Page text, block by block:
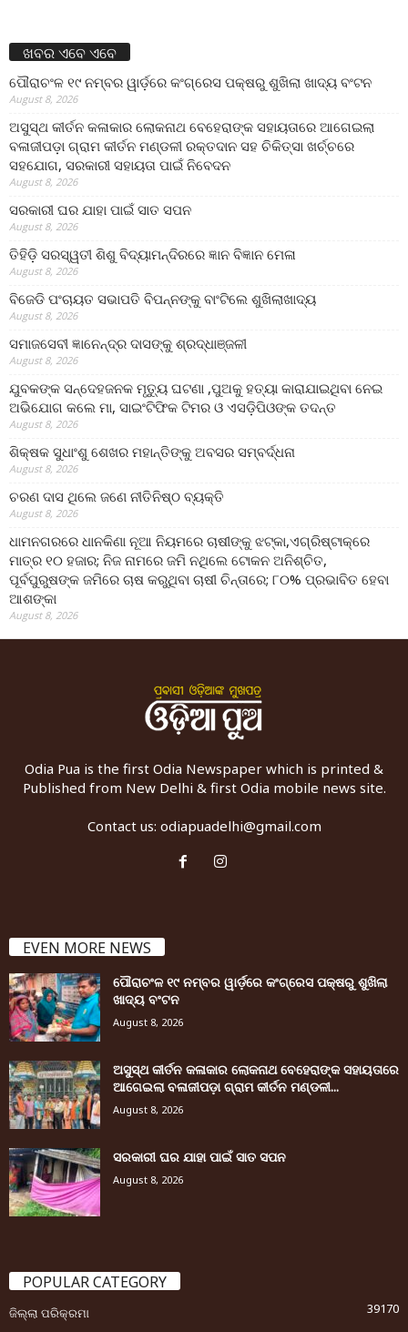
ଖବର ଏବେ ଏବେ
ପୌରାଚଂଳ ୧୯ ନମ୍ବର ୱାର୍ଡ଼ରେ କଂଗ୍ରେସ ପକ୍ଷରୁ ଶୁଖିଲା ଖାଦ୍ୟ ବଂଟନ
August 8, 2026
ଅସୁସ୍ଥ କୀର୍ତନ କଳାକାର ଲୋକନାଥ ବେହେରାଙ୍କ ସହାୟତାରେ ଆଗେଇଲା
ବଳାଜୀପଡ଼ା ଗ୍ରାମ କୀର୍ତନ ମଣ୍ଡଳୀ ରକ୍ତଦାନ ସହ ଚିକିତ୍ସା ଖର୍ଚ୍ଚରେ
ସହଯୋଗ, ସରକାରୀ ସହାୟତା ପାଇଁ ନିବେଦନ
August 8, 2026
ସରକାରୀ ଘର ଯାହା ପାଇଁ ସାତ ସପନ
August 8, 2026
ତିହିଡି଼ ସରସ୍ୱତୀ ଶିଶୁ ବିଦ୍ୟାମନ୍ଦିରରେ ଜ୍ଞାନ ବିଜ୍ଞାନ ମେଳା
August 8, 2026
ବିଜେଡି ପଂଚାୟତ ସଭାପତି ବିପନ୍ନଙ୍କୁ ବାଂଟିଲେ ଶୁଖିଲାଖାଦ୍ୟ
August 8, 2026
ସମାଜସେବୀ ଜ୍ଞାନେନ୍ଦ୍ର ଦାସଙ୍କୁ ଶ୍ରଦ୍ଧାଞ୍ଜଳୀ
August 8, 2026
ଯୁବକଙ୍କ ସନ୍ଦେହଜନକ ମୃତ୍ୟୁ ଘଟଣା ,ପୁଅକୁ ହତ୍ୟା କାରାଯାଇଥିବା ନେଇ
ଅଭିଯୋଗ କଲେ ମା, ସାଇଂଟିଫିକ ଟିମର ଓ ଏସଡ଼ିପିଓଙ୍କ ତଦନ୍ତ
August 8, 2026
ଶିକ୍ଷକ ସୁଧାଂଶୁ ଶେଖର ମହାନ୍ତିଙ୍କୁ ଅବସର ସମ୍ବର୍ଦ୍ଧନା
August 8, 2026
ଚରଣ ଦାସ ଥିଲେ ଜଣେ ନୀତିନିଷ୍ଠ ବ୍ୟକ୍ତି
August 8, 2026
ଧାମନଗରରେ ଧାନକିଣା ନୂଆ ନିୟମରେ ଚାଷୀଙ୍କୁ ଝଟ୍‌କା,ଏଗ୍ରିଷ୍ଟାକ୍‌ରେ
ମାତ୍ର ୧୦ ହଜାର; ନିଜ ନାମରେ ଜମି ନଥିଲେ ଟୋକନ ଅନିଶ୍ଚିତ,
ପୂର୍ବପୁରୁଷଙ୍କ ଜମିରେ ଚାଷ କରୁଥିବା ଚାଷୀ ଚିନ୍ତାରେ; ୮୦% ପ୍ରଭାବିତ ହେବା
ଆଶଙ୍କା
August 8, 2026
Odia Pua is the first Odia Newspaper which is printed &
Published from New Delhi & first Odia mobile news site.
Contact us: odiapuadelhi@gmail.com
EVEN MORE NEWS
ପୌରାଚଂଳ ୧୯ ନମ୍ବର ୱାର୍ଡ଼ରେ କଂଗ୍ରେସ ପକ୍ଷରୁ ଶୁଖିଲା
ଖାଦ୍ୟ ବଂଟନ
August 8, 2026
ଅସୁସ୍ଥ କୀର୍ତନ କଳାକାର ଲୋକନାଥ ବେହେରାଙ୍କ ସହାୟତାରେ
ଆଗେଇଲା ବଳାଜୀପଡ଼ା ଗ୍ରାମ କୀର୍ତନ ମଣ୍ଡଳୀ...
August 8, 2026
ସରକାରୀ ଘର ଯାହା ପାଇଁ ସାତ ସପନ
August 8, 2026
POPULAR CATEGORY
ଜିଲ୍ଲା ପରିକ୍ରମା
39170